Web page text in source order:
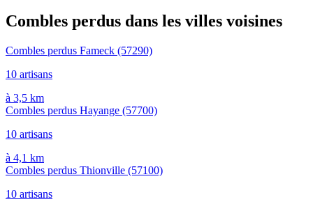
Combles perdus dans les villes voisines
Combles perdus Fameck (57290)
10 artisans
à 3,5 km
Combles perdus Hayange (57700)
10 artisans
à 4,1 km
Combles perdus Thionville (57100)
10 artisans